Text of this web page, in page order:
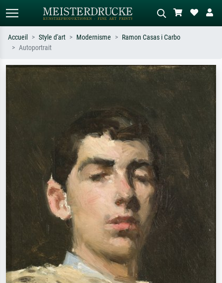
Recherchez par artiste, titre ou style –
ex. Monet, Nuit étoilée,
Décrivez la scène – ex. prairie verte,
abstrait avec beaucoup de rouge,
tableau sombre, nu debout près d'un
Accueil Style d'art Modernisme
Ramon Casas i Carbo
Autoportrait